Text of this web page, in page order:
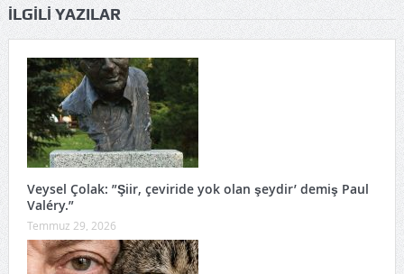
İLGILI YAZILAR
Veysel Çolak: ”Şiir, çeviride yok olan şeydir’ demiş Paul
Valéry.”
Temmuz 29, 2026